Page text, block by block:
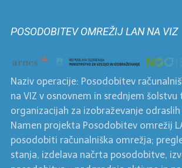
POSODOBITEV OMREŽIJ LAN NA VIZ
Naziv operacije: Posodobitev
na VIZ v osnovnem in srednjem šolstvu
organizacijah za izobraževanje
Namen projekta Posodobitev omrežij
posodobiti računalniška omrežja;
stanja, izdelava načrta posodobitve,